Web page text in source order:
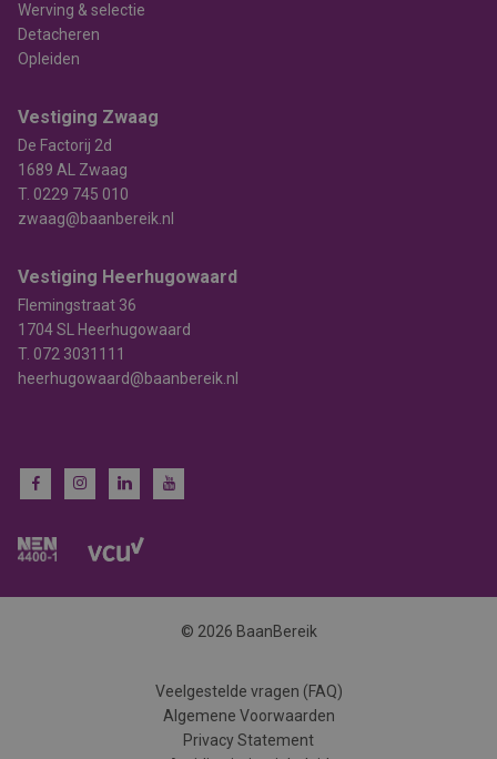
Werving & selectie
Detacheren
Opleiden
Vestiging Zwaag
De Factorij 2d
1689 AL Zwaag
T. 0229 745 010
zwaag@baanbereik.nl
Vestiging Heerhugowaard
Flemingstraat 36
1704 SL Heerhugowaard
T. 072 3031111
heerhugowaard@baanbereik.nl
© 2026 BaanBereik
Veelgestelde vragen (FAQ)
Algemene Voorwaarden
Privacy Statement